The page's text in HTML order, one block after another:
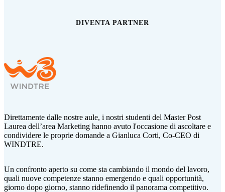
DIVENTA PARTNER
Direttamente dalle nostre aule, i nostri studenti del Master Post
Laurea dell’area Marketing hanno avuto l'occasione di ascoltare e
condividere le proprie domande a Gianluca Corti, Co-CEO di
WINDTRE.
Un confronto aperto su come sta cambiando il mondo del lavoro,
quali nuove competenze stanno emergendo e quali opportunità,
giorno dopo giorno, stanno ridefinendo il panorama competitivo.